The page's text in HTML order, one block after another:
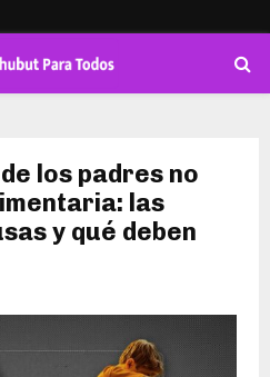
los padres no
las
y qué deben